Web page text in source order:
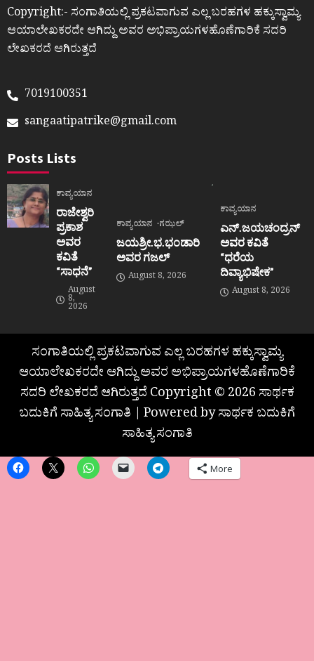
Copyright:- ಸಂಗಾತಿಯಲ್ಲಿ ಪ್ರಕಟವಾಗುವ ಎಲ್ಲ ಬರಹಗಳ ಹಕ್ಕುಸ್ವಾಮ್ಯ
ಆಯಾಲೇಖಕರದೇ ಆಗಿದ್ದು ಅವರ ಅಭಿಪ್ರಾಯಗಳಹೊಣೆಗಾರಿಕೆ ಸದರಿ
ಲೇಖಕರದೆ ಆಗಿರುತ್ತದೆ
7019100351
sangaatipatrike@gmail.com
Posts Lists
ಕಾವ್ಯಯಾನ
ರಾಜೇಶ್ವರಿ
ಪ್ರಕಾಶ
ಅವರ
ಕವಿತೆ
“ಸಾಧನೆ”
August
8,
2026
ಕಾವ್ಯಯಾನ ಗಝಲ್
ಜಯಶ್ರೀ.ಭ.ಭಂಡಾರಿ
ಅವರ ಗಜಲ್
August 8, 2026
ಕಾವ್ಯಯಾನ
ಎನ್.ಜಯಚಂದ್ರನ್
ಅವರ ಕವಿತೆ
“ಧರೆಯ
ದಿವ್ಯಾಭಿಷೇಕ”
August 8, 2026
ಸಂಗಾತಿಯಲ್ಲಿ ಪ್ರಕಟವಾಗುವ ಎಲ್ಲ ಬರಹಗಳ ಹಕ್ಕುಸ್ವಾಮ್ಯ
ಆಯಾಲೇಖಕರದೇ ಆಗಿದ್ದು ಅವರ ಅಭಿಪ್ರಾಯಗಳಹೊಣೆಗಾರಿಕೆ
ಸದರಿ ಲೇಖಕರದೆ ಆಗಿರುತ್ತದೆ Copyright © 2026 ಸಾರ್ಥಕ
ಬದುಕಿಗೆ ಸಾಹಿತ್ಯ ಸಂಗಾತಿ | Powered by ಸಾರ್ಥಕ ಬದುಕಿಗೆ
ಸಾಹಿತ್ಯ ಸಂಗಾತಿ
More